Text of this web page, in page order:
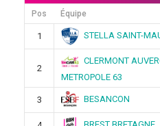
Pos Équipe
1 STELLA SAINT-
2
CLERMONT
METROPOLE 63
3 BESANCON